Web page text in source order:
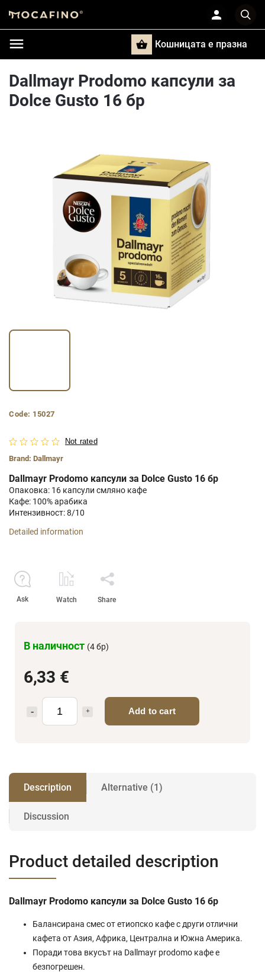
Кошницата e празна
Dallmayr Prodomo капсули за
Dolce Gusto 16 бр
Code: 15027
Not rated
Brand: Dallmayr
6,33 €
Add to cart
В наличност (4 бр)
Dallmayr Prodomo капсули за Dolce Gusto 16 бр
Опаковка: 16 капсули смляно кафе
Кафе: 100% арабика
Интензивност: 8/10
Detailed information
Ask Watch Share
Description Alternative (1)
Discussion
Product detailed description
Dallmayr Prodomo капсули за Dolce Gusto 16 бр
Балансирана смес от етиопско кафе с други отлични
кафета от Азия, Африка, Централна и Южна Америка.
Поради това вкусът на Dallmayr prodomo кафе е
безпогрешен.